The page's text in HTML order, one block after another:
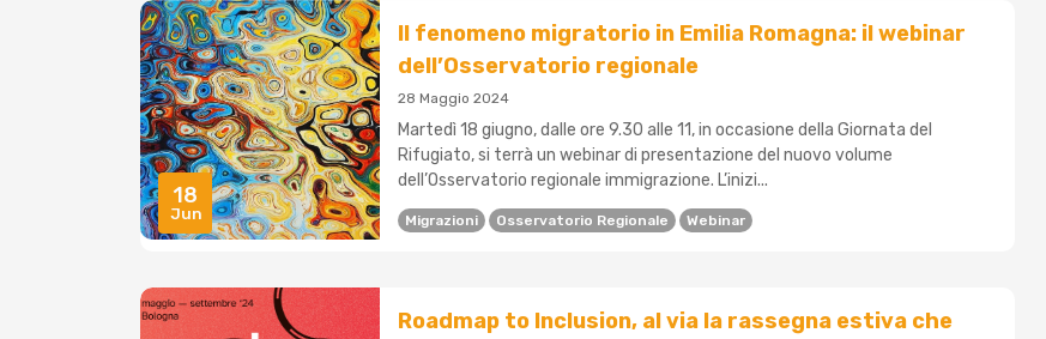
18
Jun
Il fenomeno migratorio in Emilia Romagna: il webinar
dell’Osservatorio regionale
28 Maggio 2024
Martedì 18 giugno, dalle ore 9.30 alle 11, in occasione della Giornata del
Rifugiato, si terrà un webinar di presentazione del nuovo volume
dell’Osservatorio regionale immigrazione. L’inizi...
Migrazioni Osservatorio Regionale Webinar
Roadmap to Inclusion, al via la rassegna estiva che